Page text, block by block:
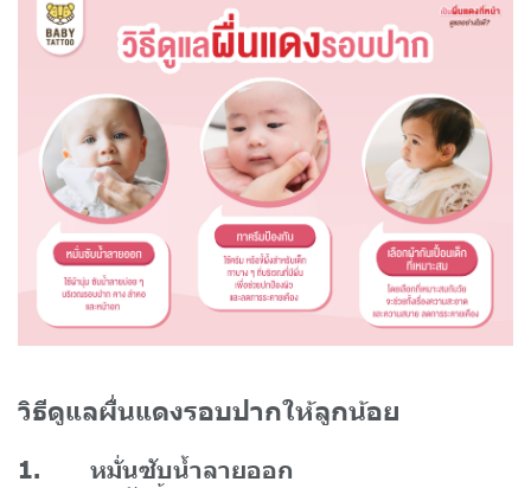
วิธีดูแลผื่นแดงรอบปากให้ลูกน้อย
1. หมั่นซับน้ำลายออก